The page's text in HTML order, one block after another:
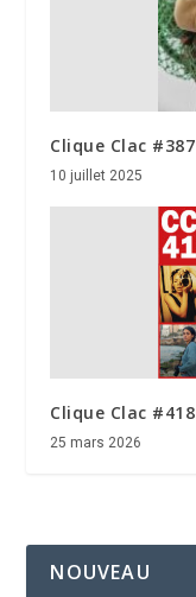
Clique Clac #387
10 juillet 2025
Clique Clac #418
25 mars 2026
NOUVEAU